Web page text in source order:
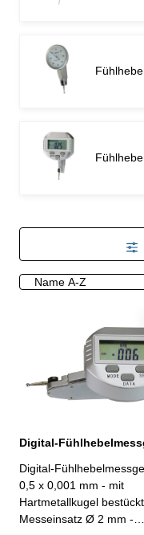
Digital-
0,5 x 0,001 mm - mit
Hartmetallkugel
Messeinsatz Ø 2 mm -